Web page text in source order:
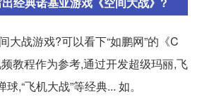
大战游戏?可以看下“如鹏网”的《C
教程作为参考,通过开发超级玛丽,飞
,“飞机大战”等经典... 如。